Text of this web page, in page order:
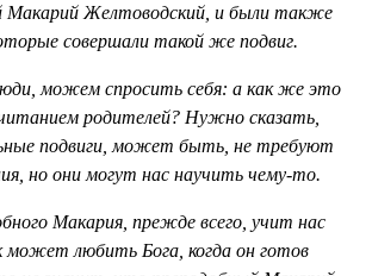
Макарий Желтоводский, и были также
совершали такой же подвиг.
можем спросить себя: а как же это
родителей? Нужно сказать,
подвиги, может быть, не требуют
но они могут нас научить чему-то.
Макария, прежде всего, учит нас
может любить Бога, когда он готов